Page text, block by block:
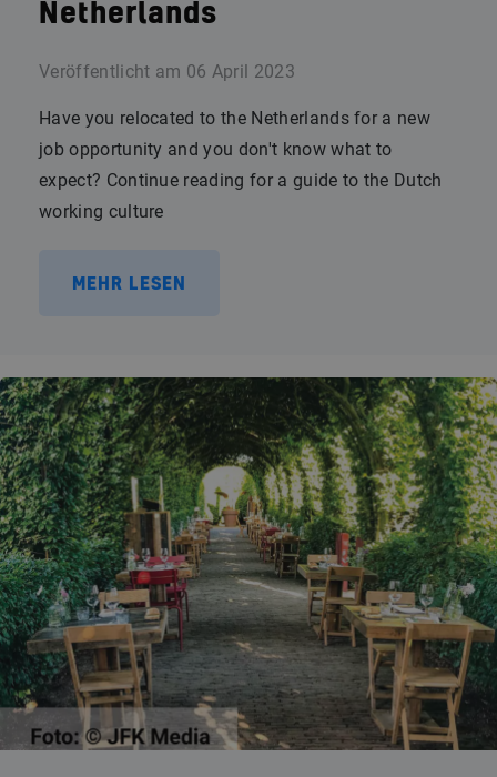
Netherlands
Veröffentlicht am 06 April 2023
Have you relocated to the Netherlands for a new
job opportunity and you don't know what to
expect? Continue reading for a guide to the Dutch
working culture
MEHR LESEN